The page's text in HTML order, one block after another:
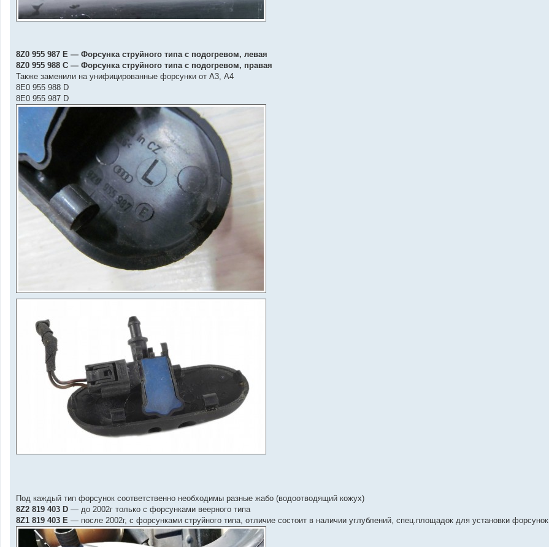
8Z0 955 987 E — Форсунка струйного типа с подогревом, левая
8Z0 955 988 C — Форсунка струйного типа с подогревом, правая
Также заменили на унифицированные форсунки от А3, А4
8E0 955 988 D
8E0 955 987 D
Под каждый тип форсунок соответственно необходимы разные жабо (водоотводящий кожух)
8Z2 819 403 D — до 2002г только с форсунками веерного типа
8Z1 819 403 E — после 2002г, с форсунками струйного типа, отличие состоит в наличии углублений, спец.площадок для установки форсунок